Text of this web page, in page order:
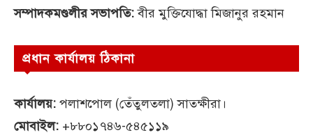
সম্পাদকমণ্ডলীর সভাপতি:বীর মুক্তিযোদ্ধা মিজানুর রহমান
প্রধান কার্যালয় ঠিকানা
কার্যালয়: পলাশপোল (তেঁতুলতলা) সাতক্ষীরা।
মোবাইল: +৮৮০১৭৪৬-৫৪৫১১৯